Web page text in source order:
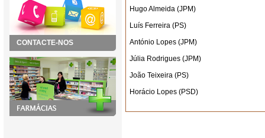
CONTACTE-NOS
Hugo Almeida (JPM)
Luís Ferreira (PS)
António Lopes (JPM)
Júlia Rodrigues (JPM)
João Teixeira (PS)
Horácio Lopes (PSD)